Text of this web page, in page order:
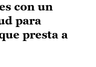
con un
para
presta a